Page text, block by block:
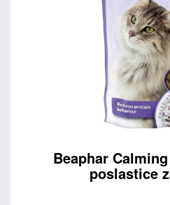
Beaphar
poslastice